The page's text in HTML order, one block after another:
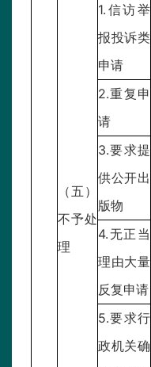
（五）
不予处
理
1.信访举
报投诉类
申请
2.重复申
请
3.要求提
供公开出
版物
4.无正当
理由大量
反复申请
5.要求行
政机关确